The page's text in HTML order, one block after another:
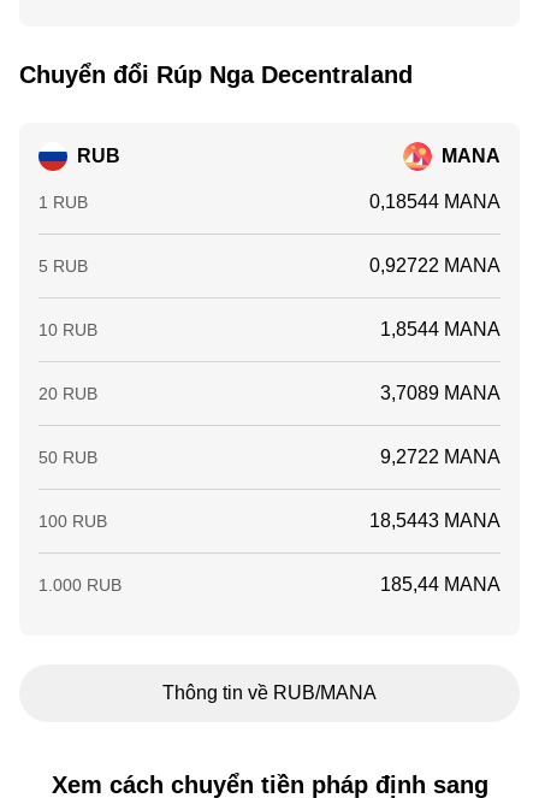
Chuyển đổi Rúp Nga Decentraland
RUB MANA
1 RUB 0,18544 MANA
5 RUB 0,92722 MANA
10 RUB 1,8544 MANA
20 RUB 3,7089 MANA
50 RUB 9,2722 MANA
100 RUB 18,5443 MANA
1.000 RUB 185,44 MANA
Thông tin về RUB/MANA
Xem cách chuyển tiền pháp định sang